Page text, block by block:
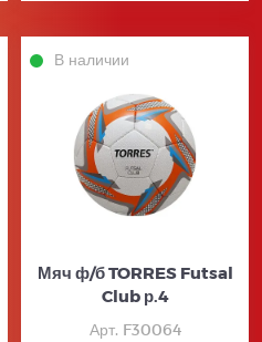
В наличии
Мяч ф/б TORRES Futsal
Club р.4
Арт. F30064